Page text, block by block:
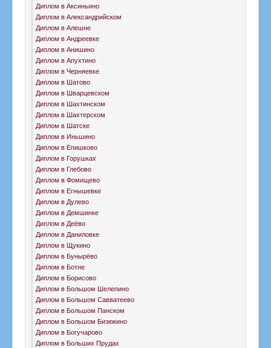
Диплом в Аксиньино
Диплом в Александрийском
Диплом в Алешне
Диплом в Андреевке
Диплом в Анишино
Диплом в Апухтино
Диплом в Черняевке
Диплом в Шатово
Диплом в Шварцевском
Диплом в Шахтинском
Диплом в Шахтерском
Диплом в Шатске
Диплом в Иньшино
Диплом в Епишково
Диплом в Горушках
Диплом в Глебово
Диплом в Фомищево
Диплом в Егнышевке
Диплом в Дулево
Диплом в Демшинке
Диплом в Деёво
Диплом в Даниловке
Диплом в Щукино
Диплом в Бунырёво
Диплом в Ботне
Диплом в Борисово
Диплом в Большом Шелепино
Диплом в Большом Савватеево
Диплом в Большом Панском
Диплом в Большом Бизюкино
Диплом в Богучарово
Диплом в Больших Прудах